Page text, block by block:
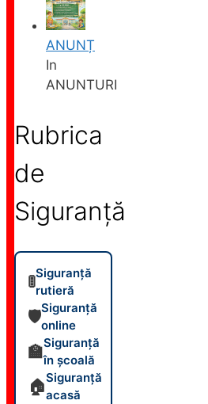
ANUNȚ
In
ANUNTURI
Rubrica
de
Siguranță
🚦Siguranță
rutieră
🛡️Siguranță
online
🏫Siguranță
în școală
🏠Siguranță
acasă